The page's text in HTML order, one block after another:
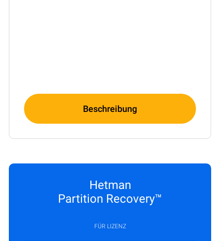
Beschreibung
Hetman
Partition Recovery™
FÜR LIZENZ